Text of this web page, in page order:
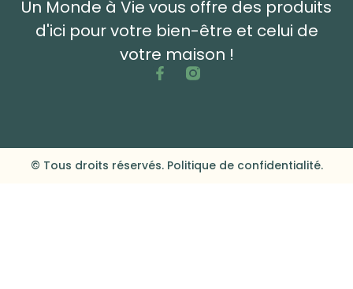
Un Monde à Vie vous offre des produits
d'ici pour votre bien-être et celui de
votre maison !
© Tous droits réservés. Politique de confidentialité.